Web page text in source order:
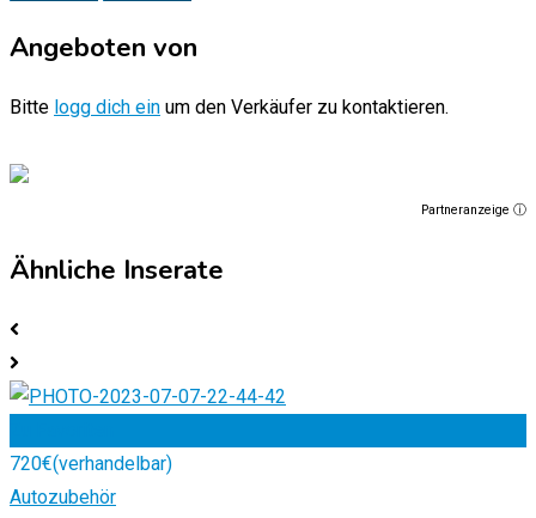
Angeboten von
Bitte logg dich ein um den Verkäufer zu kontaktieren.
Partneranzeige ⓘ
Ähnliche Inserate
720€(verhandelbar)
Autozubehör